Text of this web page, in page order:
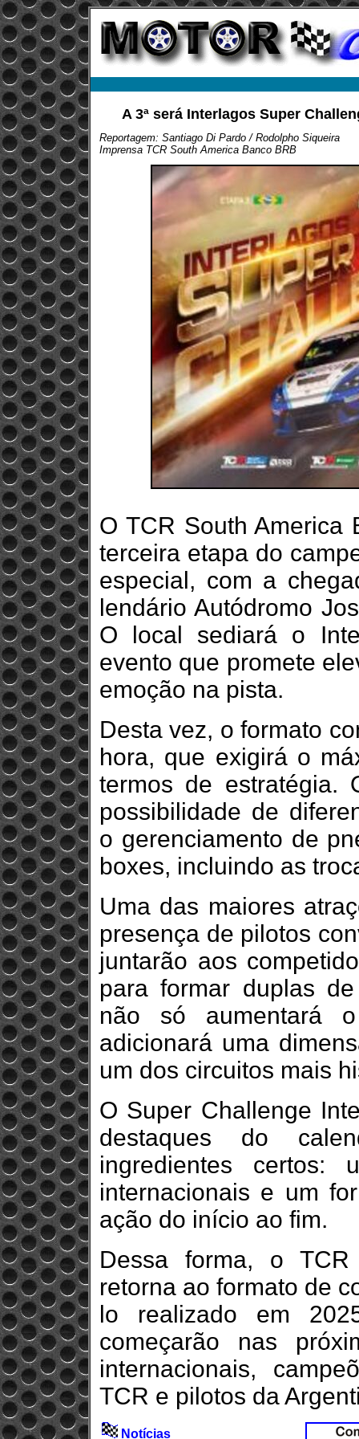
A 3ª será Interlagos Super
Reportagem: Santiago Di Pardo / Rodolpho Siqueira
Imprensa TCR South America Banco BRB
O TCR South America
terceira etapa do
especial, com a
lendário Autódromo
O local sediará o
evento que promete
emoção na pista.
Desta vez, o formato
hora, que exigirá o
termos de estratégia.
possibilidade de
o gerenciamento de
boxes, incluindo as
Uma das maiores
presença de pilotos
juntarão aos
para formar duplas
não só aumentará
adicionará uma
um dos circuitos mais
O Super Challenge
destaques do
ingredientes certos:
internacionais e um
ação do início ao fim.
Dessa forma, o
retorna ao formato de
lo realizado em
começarão nas
internacionais,
TCR e pilotos da
Notícias